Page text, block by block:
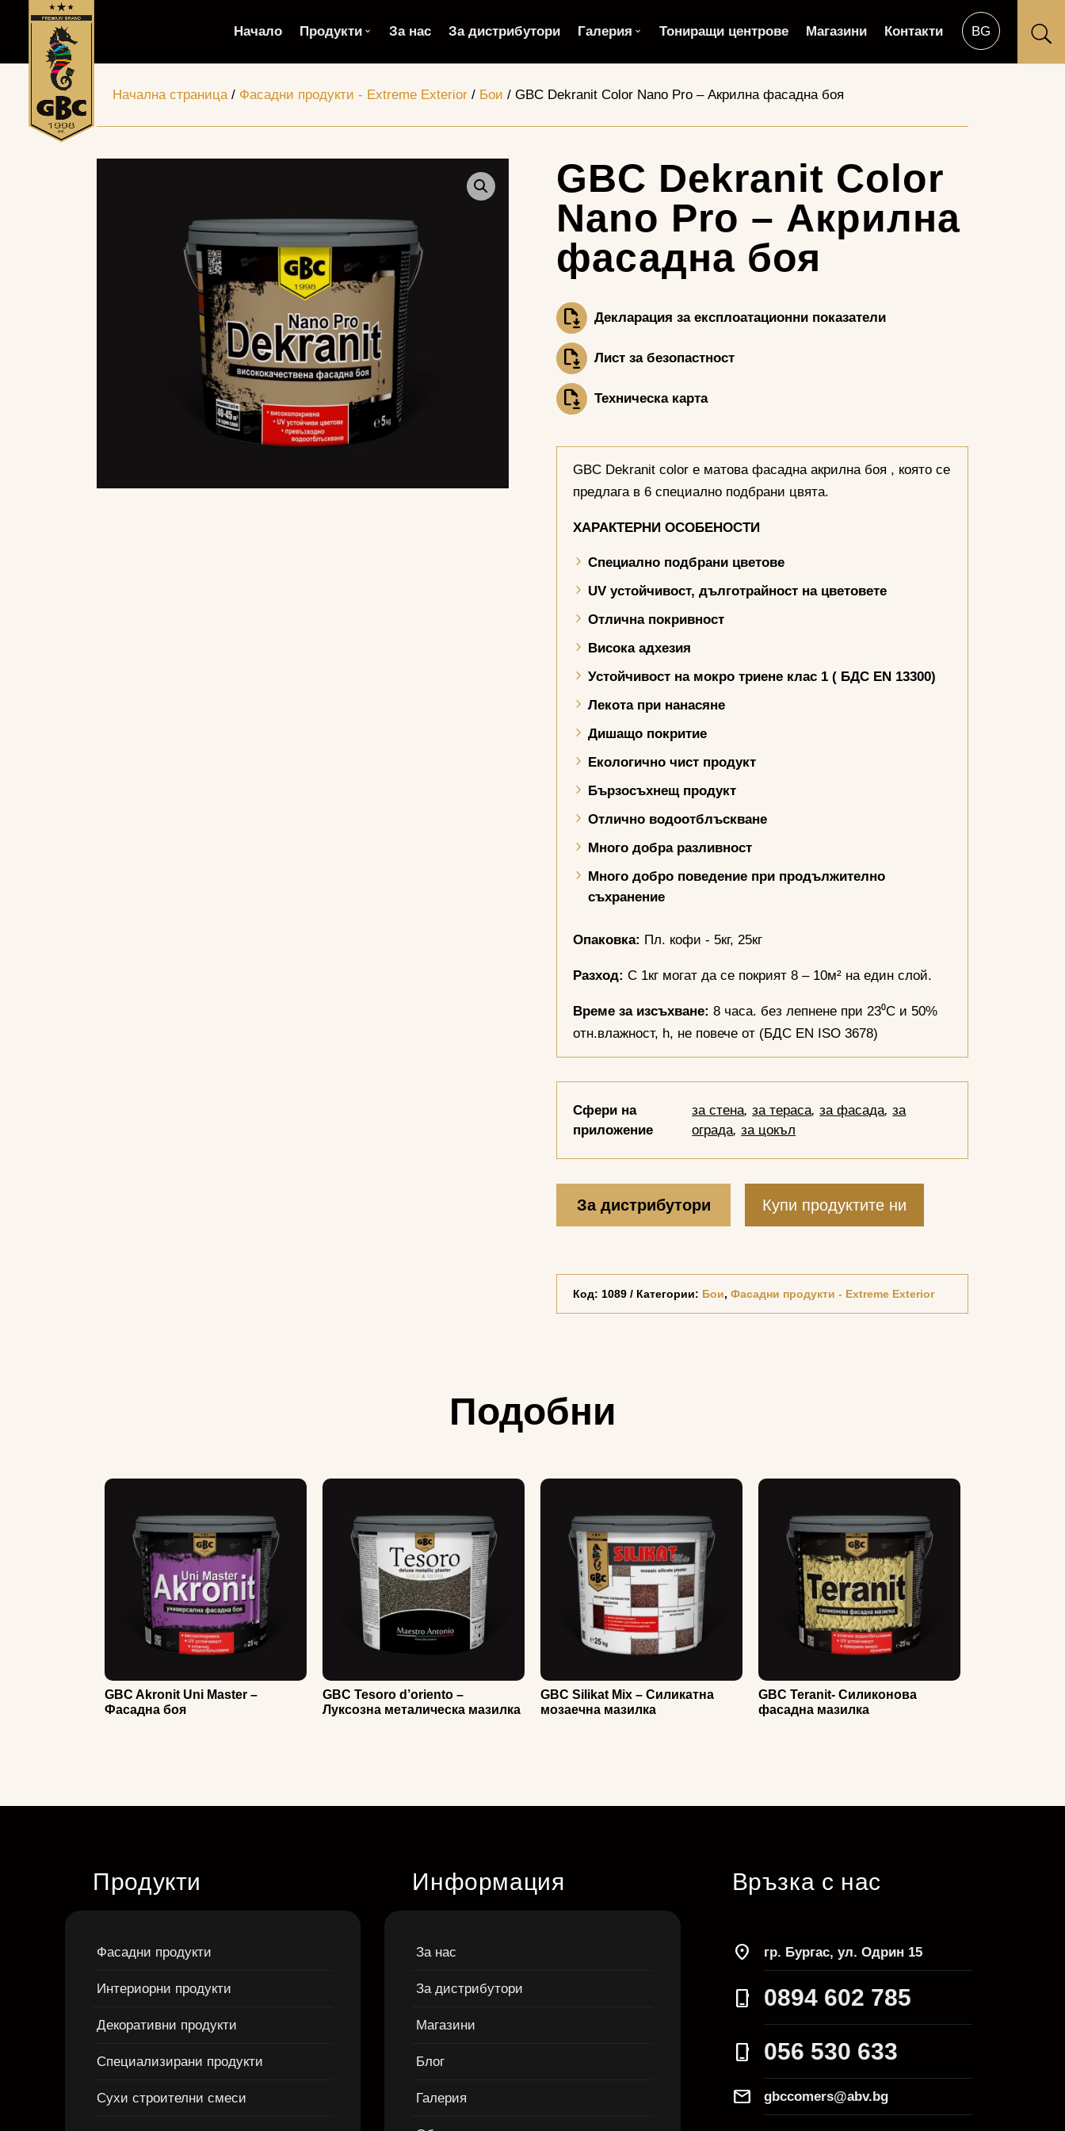
Начало Продукти За нас За дистрибутори Галерия Тониращи центрове Магазини Контакти U
Начална страница/ Фасадни продукти - Extreme Exterior / Бои / GBC Dekranit Color Nano Pro – Акрилна фасадна боя
GBC Dekranit Color
Nano Pro – Акрилна
фасадна боя
Декларация за експлоатационни показатели
Лист за безопастност
Техническа карта
GBC Dekranit color е матова фасадна акрилна боя , която се
предлага в 6 специално подбрани цвята.
ХАРАКТЕРНИ ОСОБЕНОСТИ
Специално подбрани цветове
UVустойчивост, дълготрайност на цветовете
Отлична покривност
Висока адхезия
Устойчивост на мокро триене клас 1 ( БДС EN 13300)
Лекота при нанасяне
Дишащо покритие
Екологично чист продукт
Бързосъхнещ продукт
Отлично водоотблъскване
Много добра разливност
Много добро поведение при продължително
съхранение
Опаковка: Пл. кофи - 5кг, 25кг
Разход: С 1кг могат да се покрият 8 – 10м² на един слой.
Време за изсъхване: 8 часа. без лепнене при 23⁰С и 50%
отн.влажност, h, не повече от (БДС EN ISO 3678)
Сфери на
приложение
за стена,за тераса,за фасада,за
ограда,за цокъл
За дистрибутори Купи продуктите ни
Код: 1089 Категории: Бои,Фасадни продукти - Extreme Exterior
Подобни
GBC Akronit Uni Master –
Фасадна боя
GBC Tesoro d’oriento –
Луксозна металическа мазилка
GBC Silikat Mix – Силикатна
мозаечна мазилка
GBC Teranit- Силиконова
фасадна мазилка
Продукти
Фасадни продукти
Интериорни продукти
Декоративни продукти
Специализирани продукти
Сухи строителни смеси
Информация
За нас
За дистрибутори
Магазини
Блог
Галерия
Връзка с нас
location_on гр. Бургас, ул. Одрин 15
phone_iphone 0894 602 785
phone_iphone 056 530 633
Mail gbccomers@abv.bg